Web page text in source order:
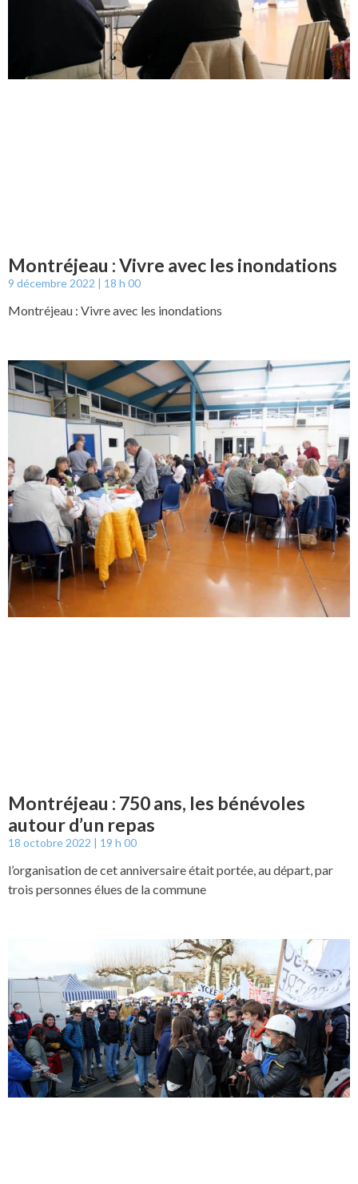
Montréjeau : Vivre avec les inondations
9 décembre 2022 18 h 00
Montréjeau : Vivre avec les inondations
Montréjeau : 750 ans, les bénévoles
autour d’un repas
18 octobre 2022 19 h 00
l’organisation de cet anniversaire était portée, au départ, par
trois personnes élues de la commune